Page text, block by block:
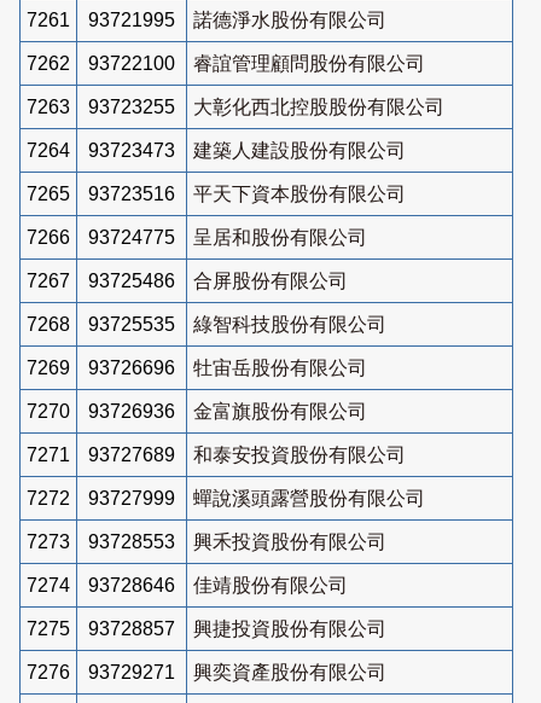
7261 93721995 諾德淨水股份有限公司
7262 93722100 睿誼管理顧問股份有限公司
7263 93723255 大彰化西北控股股份有限公司
7264 93723473 建築人建設股份有限公司
7265 93723516 平天下資本股份有限公司
7266 93724775 呈居和股份有限公司
7267 93725486 合屏股份有限公司
7268 93725535 綠智科技股份有限公司
7269 93726696 牡宙岳股份有限公司
7270 93726936 金富旗股份有限公司
7271 93727689 和泰安投資股份有限公司
7272 93727999 蟬說溪頭露營股份有限公司
7273 93728553 興禾投資股份有限公司
7274 93728646 佳靖股份有限公司
7275 93728857 興捷投資股份有限公司
7276 93729271 興奕資產股份有限公司